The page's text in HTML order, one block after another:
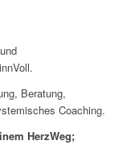
Beratung,
Coaching.
HerzWeg;